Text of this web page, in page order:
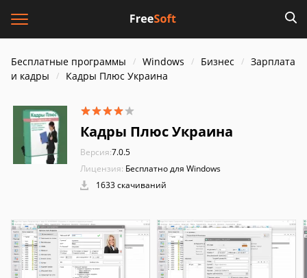
Бесплатные программы Windows Бизнес
Зарплата
и кадры
Кадры Плюс Украина
Кадры Плюс Украина
Версия:7.0.5
Лицензия: Бесплатно для Windows
1633 скачиваний